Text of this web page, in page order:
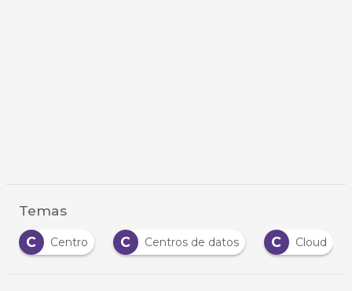
Temas
C Centros de datos C Cloud C Cloud